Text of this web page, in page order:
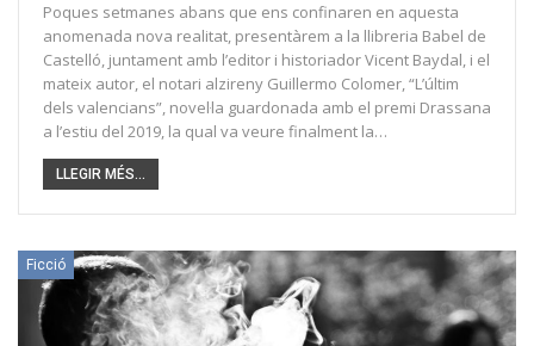
Poques setmanes abans que ens confinaren en aquesta
anomenada nova realitat, presentàrem a la llibreria Babel de
Castelló, juntament amb l’editor i historiador Vicent Baydal, i el
mateix autor, el notari alzireny Guillermo Colomer, “L’últim
dels valencians”, novel·la guardonada amb el premi Drassana
a l’estiu del 2019, la qual va veure finalment la…
LLEGIR MÉS...
Ficció